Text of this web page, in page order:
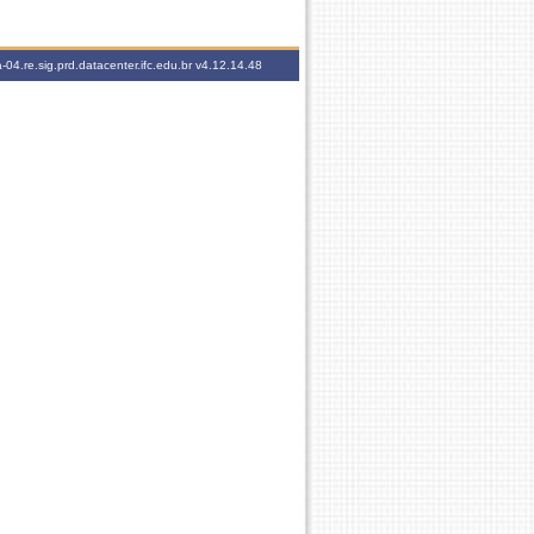
04.re.sig.prd.datacenter.ifc.edu.brv4.12.14.48